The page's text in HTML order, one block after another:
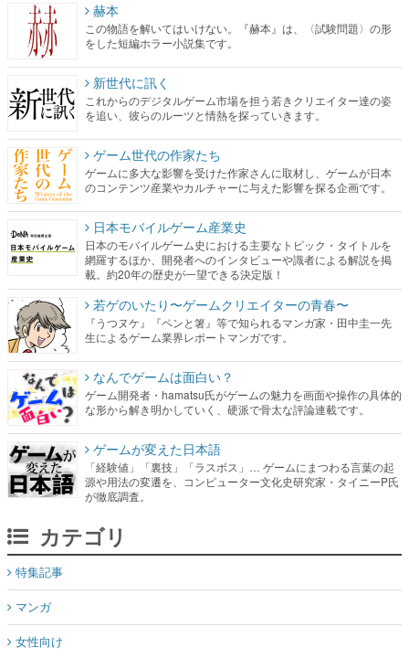
赫本
この物語を解いてはいけない。『赫本』は、〈試験問題〉の形
をした短編ホラー小説集です。
新世代に訊く
これからのデジタルゲーム市場を担う若きクリエイター達の姿
を追い、彼らのルーツと情熱を探っていきます。
ゲーム世代の作家たち
ゲームに多大な影響を受けた作家さんに取材し、ゲームが日本
のコンテンツ産業やカルチャーに与えた影響を探る企画です。
日本モバイルゲーム産業史
日本のモバイルゲーム史における主要なトピック・タイトルを
網羅するほか、開発者へのインタビューや識者による解説を掲
載。約20年の歴史が一望できる決定版！
若ゲのいたり〜ゲームクリエイターの青春〜
『うつヌケ』『ペンと箸』等で知られるマンガ家・田中圭一先
生によるゲーム業界レポートマンガです。
なんでゲームは面白い？
ゲーム開発者・hamatsu氏がゲームの魅力を画面や操作の具体的
な形から解き明かしていく、硬派で骨太な評論連載です。
ゲームが変えた日本語
「経験値」「裏技」「ラスボス」… ゲームにまつわる言葉の起
源や用法の変遷を、コンピューター文化史研究家・タイニーP氏
が徹底調査。
カテゴリ
特集記事
マンガ
女性向け